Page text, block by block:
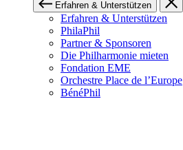
Erfahren & Unterstützen
Erfahren & Unterstützen
PhilaPhil
Partner & Sponsoren
Die Philharmonie mieten
Fondation EME
Orchestre Place de l’Europe
BénéPhil